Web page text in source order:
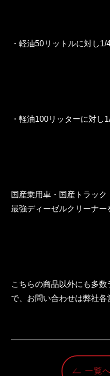
・軽油50リットルに対し
・軽油100リッターに対し
国産乗用車・国産トラッ
最強ディーゼルクリーナー
こちらの商品以外にも多
で、お問い合わせは弊社各
一覧